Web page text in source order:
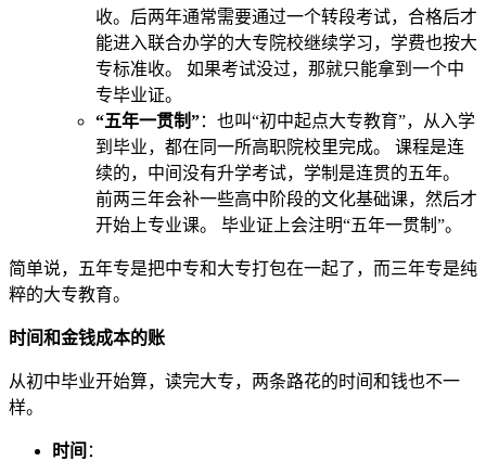
收。后两年通常需要通过一个转段考试，合格后才
能进入联合办学的大专院校继续学习，学费也按大
专标准收。 如果考试没过，那就只能拿到一个中
专毕业证。
“五年一贯制”：也叫“初中起点大专教育”，从入学
到毕业，都在同一所高职院校里完成。 课程是连
续的，中间没有升学考试，学制是连贯的五年。
前两三年会补一些高中阶段的文化基础课，然后才
开始上专业课。 毕业证上会注明“五年一贯制”。
简单说，五年专是把中专和大专打包在一起了，而三年专是纯
粹的大专教育。
时间和金钱成本的账
从初中毕业开始算，读完大专，两条路花的时间和钱也不一
样。
时间 ：